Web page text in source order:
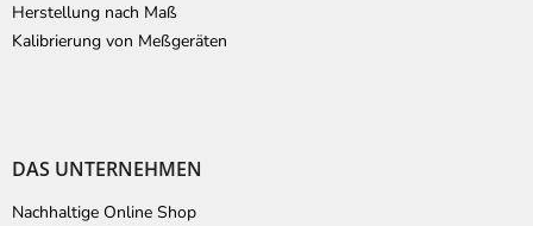
Herstellung nach Maß
Kalibrierung von Meßgeräten
DAS UNTERNEHMEN
Nachhaltige Online Shop